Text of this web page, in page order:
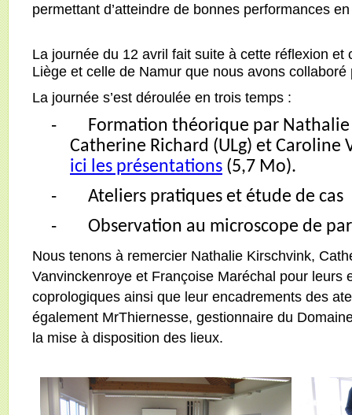
permettant d’atteindre de bonnes performances
La journée du 12 avril fait suite à cette réflexion et
Liège et celle de Namur que nous avons
La journée s’est déroulée en trois temps :
-
Formation théorique par
Catherine Richard (ULg) et Caroline
ici les présentations (5,7 Mo).
- Ateliers pratiques et étude de cas
- Observation au microscope de
Nous tenons à remercier Nathalie Kirschvink,
Vanvinckenroye et Françoise Maréchal pour leurs
coprologiques ainsi que leur encadrements des
également MrThiernesse, gestionnaire du
la mise à disposition des lieux.